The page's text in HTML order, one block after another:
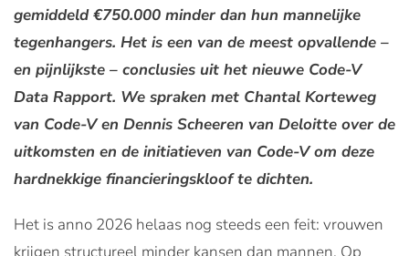
gemiddeld €750.000 minder dan hun mannelijke
tegenhangers. Het is een van de meest opvallende –
en pijnlijkste – conclusies uit het nieuwe Code-V
Data Rapport. We spraken met Chantal Korteweg
van Code-V en Dennis Scheeren van Deloitte over de
uitkomsten en de initiatieven van Code-V om deze
hardnekkige financieringskloof te dichten.
Het is anno 2026 helaas nog steeds een feit: vrouwen
krijgen structureel minder kansen dan mannen. Op